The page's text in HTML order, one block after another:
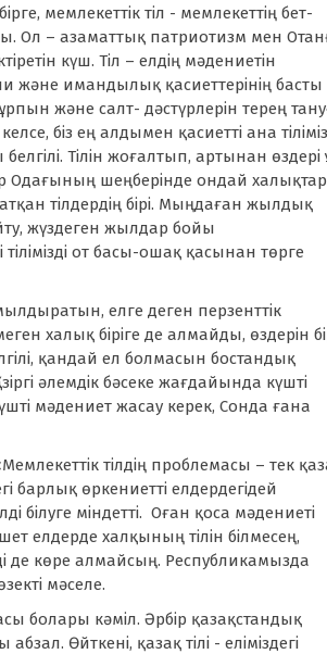
мемлекеттік тіл - мемлекеттің бет-
Ол – азаматтық патриотизм мен
күш. Тіл – елдің мәдениетін
және имандылық қасиеттерінің басты
және салт- дәстүрлерін терең
біз ең алдымен қасиетті ана
Тілін жоғалтып, артынан өздері
Одағының шеңберінде ондай халықтар
тілдердің бірі. Мыңдаған жылдық
жүздеген жылдар бойы
от басы-ошақ қасынан төрге
елге деген перзенттік
халық біріге де алмайды, өздерін
қандай ел болмасын бостандық
әлемдік бәсеке жағдайында күшті
мәдениет жасау керек, Сонда ғана
тілдің проблемасы – тек
өркениетті елдердегідей
білуге міндетті. Оған қоса мәдениеті
елдерде халқының тілін білмесең,
де көре алмайсың. Республикамызда
мәселе.
болары кәміл. Әрбір қазақстандық
Өйткені, қазақ тілі - еліміздегі